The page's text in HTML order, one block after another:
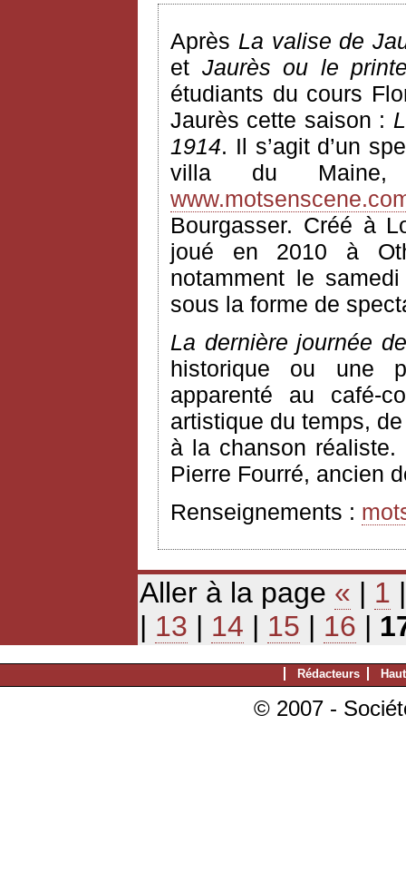
Après La valise de
et Jaurès ou le
étudiants du cours
Jaurès cette saison :
1914. Il s’agit d’un
villa du
Bourgasser. Créé à
joué en 2010 à
notamment le
sous la forme de
La dernière journée
historique ou une
apparenté au café-
artistique du temps,
à la chanson
Pierre Fourré, ancien
Renseignements :
Aller à la page « | 1
| 13 | 14 | 15 | 16 |
Rédacteurs
© 2007 -